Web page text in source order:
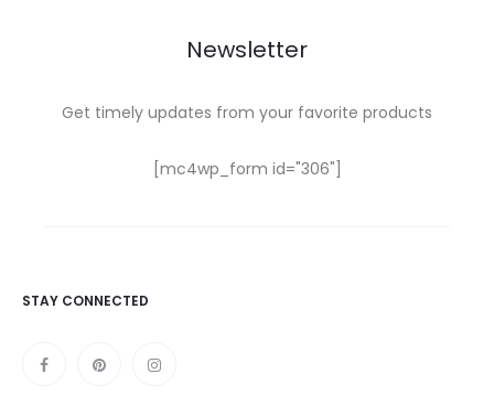
Newsletter
Get timely updates from your favorite products
[mc4wp_form id="306"]
STAY CONNECTED